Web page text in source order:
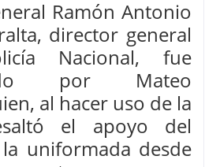
Ramón Antonio
director general
Nacional, fue
por Mateo
al hacer uso de la
el apoyo del
uniformada desde